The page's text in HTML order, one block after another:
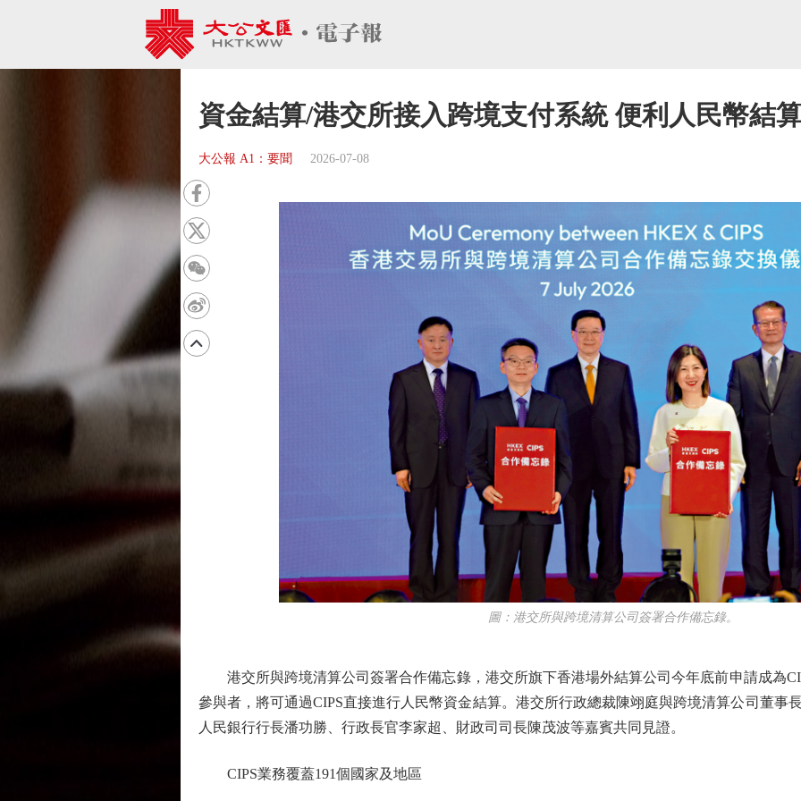
資金結算/港交所接入跨境支付系統 便利人民幣結
大公報 A1：要聞 2026-07-08
圖：港交所與跨境清算公司簽署合作備忘錄。
港交所與跨境清算公司簽署合作備忘錄，港交所旗下香港場外結算公司今年底前申請成為
參與者，將可通過CIPS直接進行人民幣資金結算。港交所行政總裁陳翊庭與跨境清算公司董事
人民銀行行長潘功勝、行政長官李家超、財政司司長陳茂波等嘉賓共同見證。
CIPS業務覆蓋191個國家及地區